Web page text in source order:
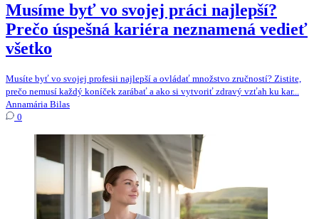
Musíme byť vo svojej práci najlepší?
Prečo úspešná kariéra neznamená vedieť
všetko
Musíte byť vo svojej profesii najlepší a ovládať množstvo zručností? Zistite,
prečo nemusí každý koníček zarábať a ako si vytvoriť zdravý vzťah ku kar...
Annamária Bilas
0